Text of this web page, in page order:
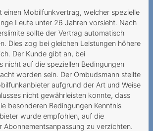
einen Mobilfunkvertrag, welcher spezielle
Leute unter 26 Jahren vorsieht. Nach
sollte der Vertrag automatisch
Dies zog bei gleichen Leistungen höhere
Der Kunde gibt an, bei
nicht auf die speziellen Bedingungen
worden sein. Der Ombudsmann stellte
aufgrund der Art und Weise
nicht gewährleisten konnte, dass
besonderen Bedingungen Kenntnis
wurde empfohlen, auf die
Abonnementsanpassung zu verzichten.
Auszahlung von
Restguthaben einer
Prepaidkarte
An Mindestvertragsdauer
gebundenes Geschenk
Résiliation par le prestataire
d'un numéro Prepaid
inutilisé